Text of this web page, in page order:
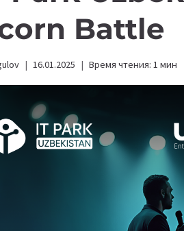
Battle
16.01.2025 Время чтения: 1 мин